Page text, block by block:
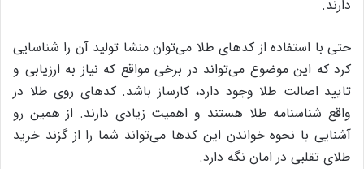
دارند.
حتی با استفاده از کدهای طلا می‌توان منشا تولید آن را شناسایی
کرد که این موضوع می‌تواند در برخی مواقع که نیاز به ارزیابی و
تایید اصالت طلا وجود دارد، کارساز باشد. کدهای روی طلا در
واقع شناسنامه طلا هستند و اهمیت زیادی دارند. از همین رو
آشنایی با نحوه خواندن این کدها می‌تواند شما را از گزند خرید
طلای تقلبی در امان نگه دارد.